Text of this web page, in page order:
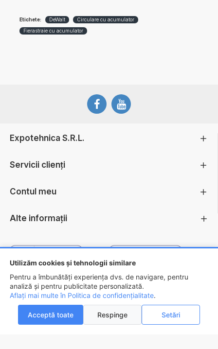
Utilizăm cookies și tehnologii similare
Pentru a îmbunătăți experiența dvs. de navigare, pentru
analiză și pentru publicitate personalizată.
Aflați mai multe în Politica de confidențialitate.
Acceptă toate Respinge Setări
ADAUGĂ ÎN COŞ AI INTREBARI?
Etichete: DeWalt
Circulare cu acumulator
Fierastraie cu acumulator
Expotehnica S.R.L.
Servicii clienți
Contul meu
Alte informații
Copyright © 2026 - EXPOTEHNICA S.R.L.